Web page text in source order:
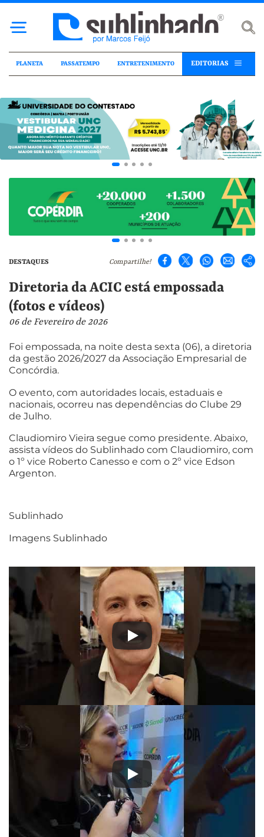
PLANETA PASSATEMPO ENTRETENIMENTO EDITORIAS
DESTAQUES Compartilhe!
Diretoria da ACIC está empossada
(fotos e vídeos)
06 de Fevereiro de 2026
Foi empossada, na noite desta sexta (06), a diretoria
da gestão 2026/2027 da Associação Empresarial de
Concórdia.
O evento, com autoridades locais, estaduais e
nacionais, ocorreu nas dependências do Clube 29
de Julho.
Claudiomiro Vieira segue como presidente. Abaixo,
assista vídeos do Sublinhado com Claudiomiro, com
o 1º vice Roberto Canesso e com o 2º vice Edson
Argenton.
Sublinhado
Imagens Sublinhado